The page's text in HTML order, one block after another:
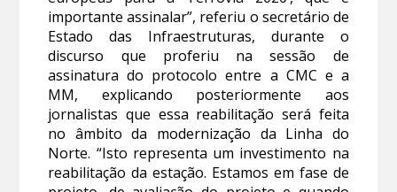
importante assinalar”, referiu o secretário de
Estado das Infraestruturas, durante o
discurso que proferiu na sessão de
assinatura do protocolo entre a CMC e a
MM, explicando posteriormente aos
jornalistas que essa reabilitação será feita
no âmbito da modernização da Linha do
Norte. “Isto representa um investimento na
reabilitação da estação. Estamos em fase de